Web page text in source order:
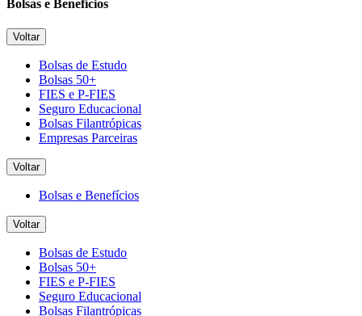
Bolsas e Benefícios
Voltar
Bolsas de Estudo
Bolsas 50+
FIES e P-FIES
Seguro Educacional
Bolsas Filantrópicas
Empresas Parceiras
Voltar
Bolsas e Benefícios
Voltar
Bolsas de Estudo
Bolsas 50+
FIES e P-FIES
Seguro Educacional
Bolsas Filantrópicas